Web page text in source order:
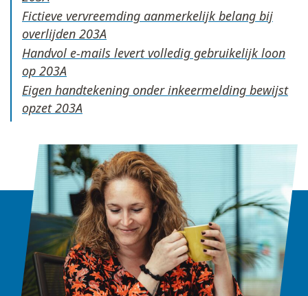
Fictieve vervreemding aanmerkelijk belang bij
overlijden
Handvol e-mails levert volledig gebruikelijk loon
op
Eigen handtekening onder inkeermelding bewijst
opzet